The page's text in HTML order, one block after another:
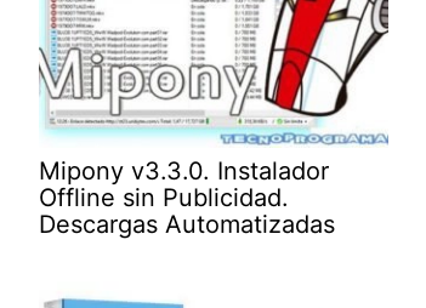
Mipony v3.3.0. Instalador
Offline sin Publicidad.
Descargas Automatizadas